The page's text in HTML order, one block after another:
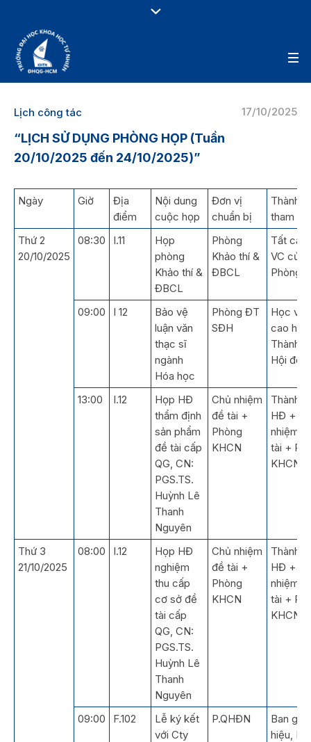
17/10/2025
Lịch công tác
“LỊCH SỬ DỤNG PHÒNG HỌP (Tuần
20/10/2025 đến 24/10/2025)”
Ngày Giờ
Địa
điểm
Nội dung
cuộc họp
Đơn vị
chuẩn bị
Thành
tham dự
Thứ 2
20/10/2025
08:30 I.11
Họp
phòng
Khảo thí &
ĐBCL
Phòng
Khảo thí &
ĐBCL
Tất cả
VC của
Phòng
09:00 I 12
Bảo vệ
luận văn
thạc sĩ
ngành
Hóa học
Phòng ĐT
SĐH
Học
cao
Thành
Hội
13:00 I.12
Họp HĐ
thẩm định
sản phẩm
đề tài cấp
QG, CN:
PGS.TS.
Huỳnh Lê
Thanh
Nguyên
Chủ nhiệm
đề tài +
Phòng
KHCN
Thành
HĐ +
nhiệm
tài +
KHCN
Thứ 3
21/10/2025
08:00 I.12
Họp HĐ
nghiệm
thu cấp
cơ sở đề
tài cấp
QG, CN:
PGS.TS.
Huỳnh Lê
Thanh
Nguyên
Chủ nhiệm
đề tài +
Phòng
KHCN
Thành
HĐ +
nhiệm
tài +
KHCN
09:00 F.102
Lễ ký kết
với Cty
P.QHĐN
Ban
hiệu,